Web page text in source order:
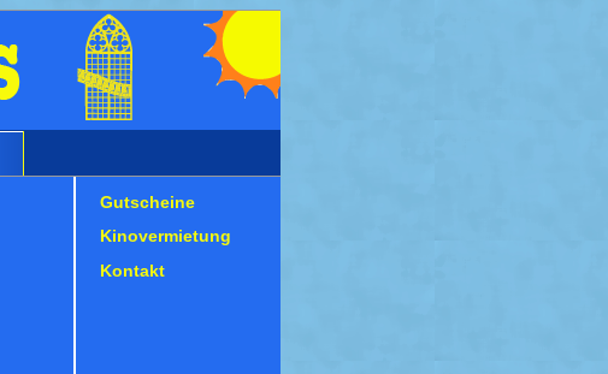
Gutscheine
Kinovermietung
Kontakt